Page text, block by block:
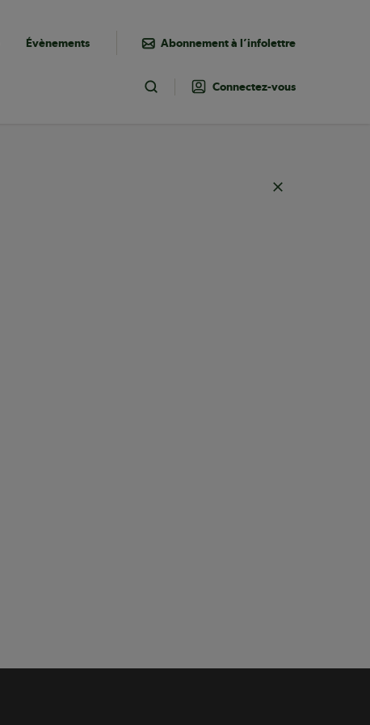
Évènements Abonnement à l’infolettre
Toggle Search
Connectez-vous